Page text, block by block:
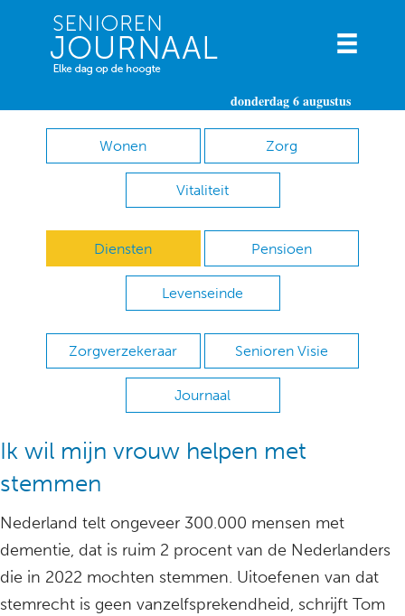
donderdag 6 augustus
Wonen Zorg
Vitaliteit
Diensten Pensioen
Levenseinde
Zorgverzekeraar Senioren Visie
Journaal
Ik wil mijn vrouw helpen met
stemmen
Nederland telt ongeveer 300.000 mensen met
dementie, dat is ruim 2 procent van de Nederlanders
die in 2022 mochten stemmen. Uitoefenen van dat
stemrecht is geen vanzelfsprekendheid, schrijft Tom